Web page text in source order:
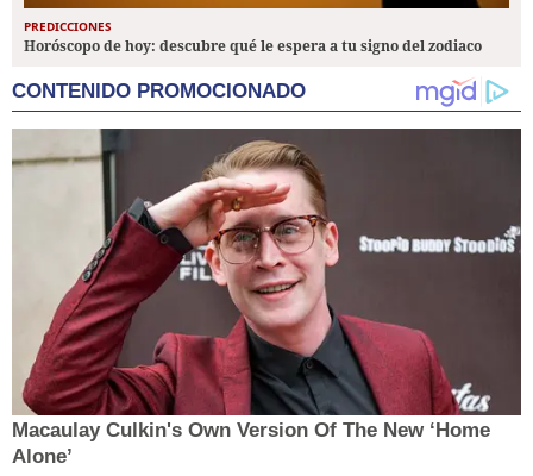
PREDICCIONES
Horóscopo de hoy: descubre qué le espera a tu signo del zodiaco
CONTENIDO PROMOCIONADO
Macaulay Culkin's Own Version Of The New ‘Home
Alone’